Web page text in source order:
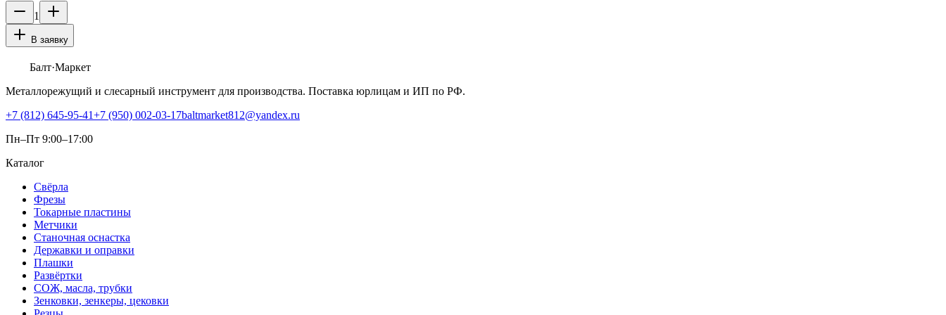
1
В заявку
Балт·Маркет
Металлорежущий и слесарный инструмент для производства. Поставка юрлицам и ИП по РФ.
+7 (812) 645-95-41+7 (950) 002-03-17baltmarket812@yandex.ru
Пн–Пт 9:00–17:00
Каталог
Свёрла
Фрезы
Токарные пластины
Метчики
Станочная оснастка
Державки и оправки
Плашки
Развёртки
СОЖ, масла, трубки
Зенковки, зенкеры, цековки